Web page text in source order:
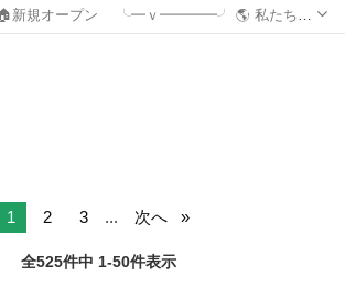
オープン ╰━ｖ━━━━╯ 🌎 私たちの
ップ国際シェアハウスはあなたの 【新し
1 2 3 ... 次へ
全525件中 1-50件表示